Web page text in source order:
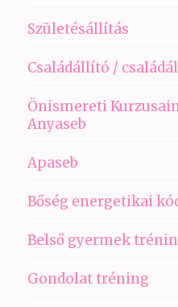
Születésállítás
Családállító /
Önismereti
Anyaseb
Apaseb
Bőség energetikai
Belső gyermek
Gondolat tréning